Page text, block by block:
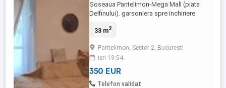
Soseaua Pantelimon-Mega Mall (piata
Delfinului). garsoniera spre inchiriere
amenajata,mobilata,utilata,chocheta, unei
mai multe detalii va rog sa ma contactati
la nr de telefon din anunt.
33 m2
Pantelimon, Sector 2, Bucuresti
ieri 19:54
350 EUR
Telefon validat